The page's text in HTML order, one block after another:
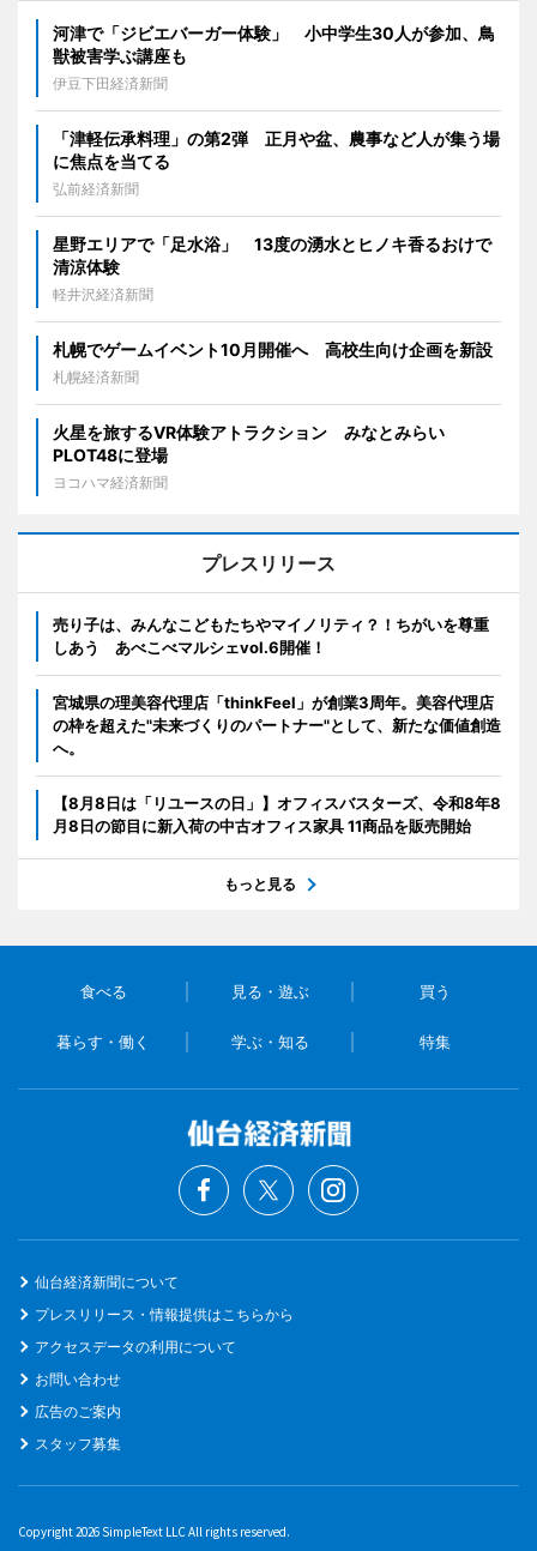
河津で「ジビエバーガー体験」 小中学生30人が参加、鳥
獣被害学ぶ講座も
伊豆下田経済新聞
「津軽伝承料理」の第2弾 正月や盆、農事など人が集う場
に焦点を当てる
弘前経済新聞
星野エリアで「足水浴」 13度の湧水とヒノキ香るおけで
清涼体験
軽井沢経済新聞
札幌でゲームイベント10月開催へ 高校生向け企画を新設
札幌経済新聞
火星を旅するVR体験アトラクション みなとみらい
PLOT48に登場
ヨコハマ経済新聞
プレスリリース
売り子は、みんなこどもたちやマイノリティ？！ちがいを尊重
しあう あべこべマルシェvol.6開催！
宮城県の理美容代理店「thinkFeel」が創業3周年。美容代理店
の枠を超えた"未来づくりのパートナー"として、新たな価値創造
へ。
【8月8日は「リユースの日」】オフィスバスターズ、令和8年8
月8日の節目に新入荷の中古オフィス家具 11商品を販売開始
もっと見る
食べる 見る・遊ぶ 買う
暮らす・働く 学ぶ・知る 特集
仙台経済新聞について
プレスリリース・情報提供はこちらから
アクセスデータの利用について
お問い合わせ
広告のご案内
スタッフ募集
Copyright 2026 SimpleText LLC All rights reserved.